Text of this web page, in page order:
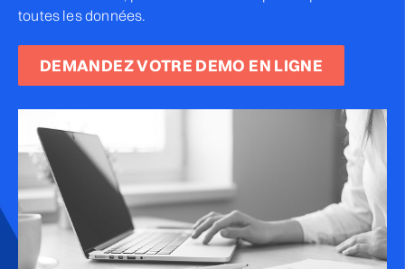
toutes les données.
DEMANDEZ VOTRE DEMO EN LIGNE